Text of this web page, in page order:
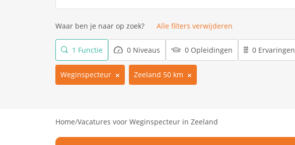
Waar ben je naar op zoek? Alle filters verwijderen
1 Functie 0 Niveaus 0 Opleidingen 0 Ervaringen
Weginspecteur Zeeland 50 km
Home/Vacatures voor Weginspecteur in Zeeland